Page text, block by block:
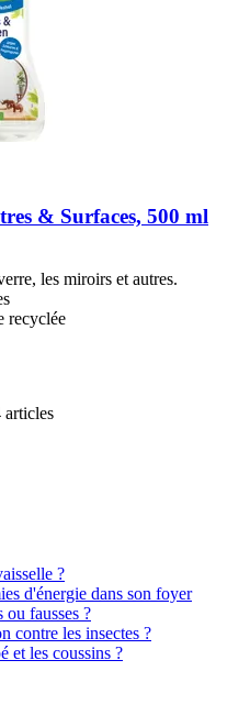
& Surfaces, 500 ml
les miroirs et autres.
recyclée
articles
?
d'énergie dans son foyer
ou fausses ?
contre les insectes ?
et les coussins ?